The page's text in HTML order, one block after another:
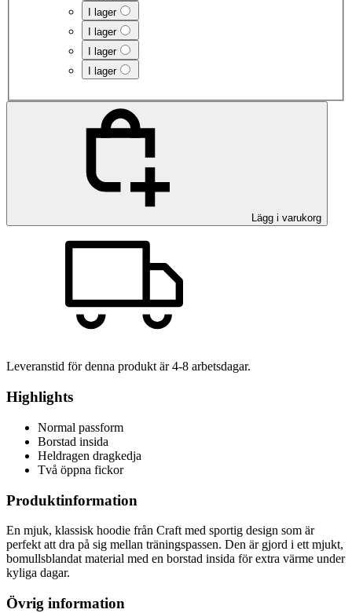
I lager
I lager
I lager
I lager
Lägg i varukorg
Leveranstid för denna produkt är4-8 arbetsdagar.
Highlights
Normal passform
Borstad insida
Heldragen dragkedja
Två öppna fickor
Produktinformation
En mjuk, klassisk hoodie från Craft med sportig design som är
perfekt att dra på sig mellan träningspassen. Den är gjord i ett mjukt,
bomullsblandat material med en borstad insida för extra värme under
kyliga dagar.
Övrig information